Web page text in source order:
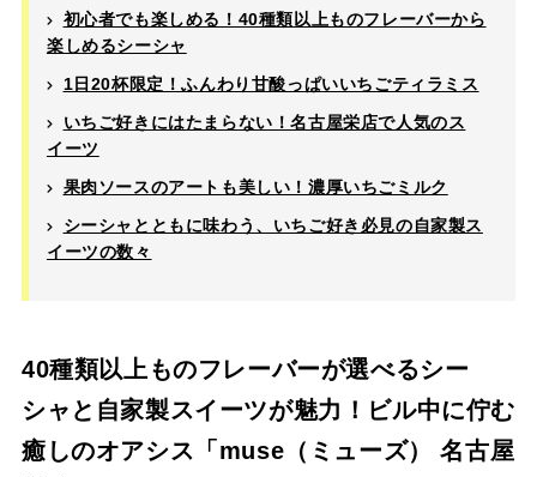
初心者でも楽しめる！40種類以上ものフレーバーから
楽しめるシーシャ
1日20杯限定！ふんわり甘酸っぱいいちごティラミス
いちご好きにはたまらない！名古屋栄店で人気のス
イーツ
果肉ソースのアートも美しい！濃厚いちごミルク
シーシャとともに味わう、いちご好き必見の自家製ス
イーツの数々
40種類以上ものフレーバーが選べるシー
シャと自家製スイーツが魅力！ビル中に佇む
癒しのオアシス「muse（ミューズ） 名古屋